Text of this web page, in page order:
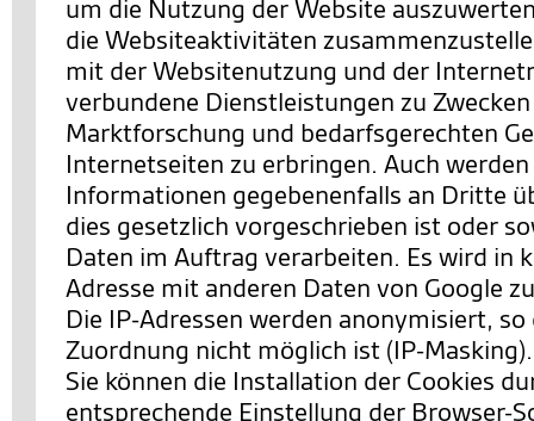
um die Nutzung der Website
die Websiteaktivitäten
mit der Websitenutzung und der
verbundene Dienstleistungen zu
Marktforschung und bedarfsgerechten
Internetseiten zu erbringen. Auch werden
Informationen gegebenenfalls an Dritte
dies gesetzlich vorgeschrieben ist oder
Daten im Auftrag verarbeiten. Es wird in
Adresse mit anderen Daten von Google
Die IP-Adressen werden anonymisiert, so
Zuordnung nicht möglich ist (IP-Masking).
Sie können die Installation der Cookies
entsprechende Einstellung der Browser-